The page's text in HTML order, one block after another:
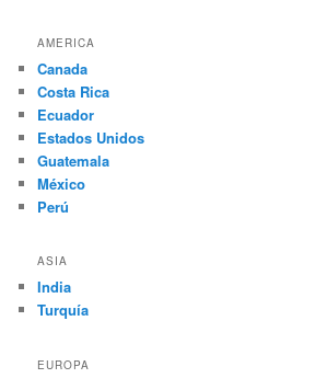
AMERICA
Canada
Costa Rica
Ecuador
Estados Unidos
Guatemala
México
Perú
ASIA
India
Turquía
EUROPA